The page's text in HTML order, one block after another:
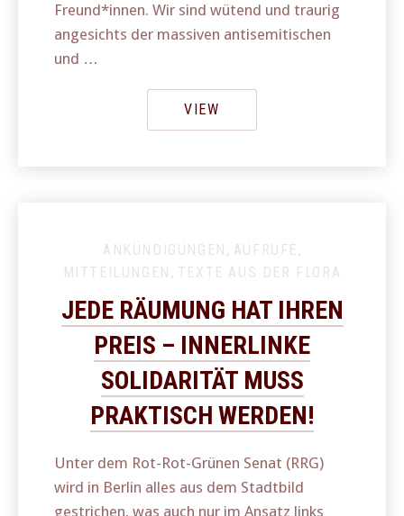
Freund*innen. Wir sind wütend und traurig
angesichts der massiven antisemitischen
und …
VIEW
ANKÜNDIGUNGEN , AUFRUFE ,
MITTEILUNGEN , TEXTE AUS DER FLORA
JEDE RÄUMUNG HAT IHREN
PREIS – INNERLINKE
SOLIDARITÄT MUSS
PRAKTISCH WERDEN!
Unter dem Rot-Rot-Grünen Senat (RRG)
wird in Berlin alles aus dem Stadtbild
gestrichen, was auch nur im Ansatz links